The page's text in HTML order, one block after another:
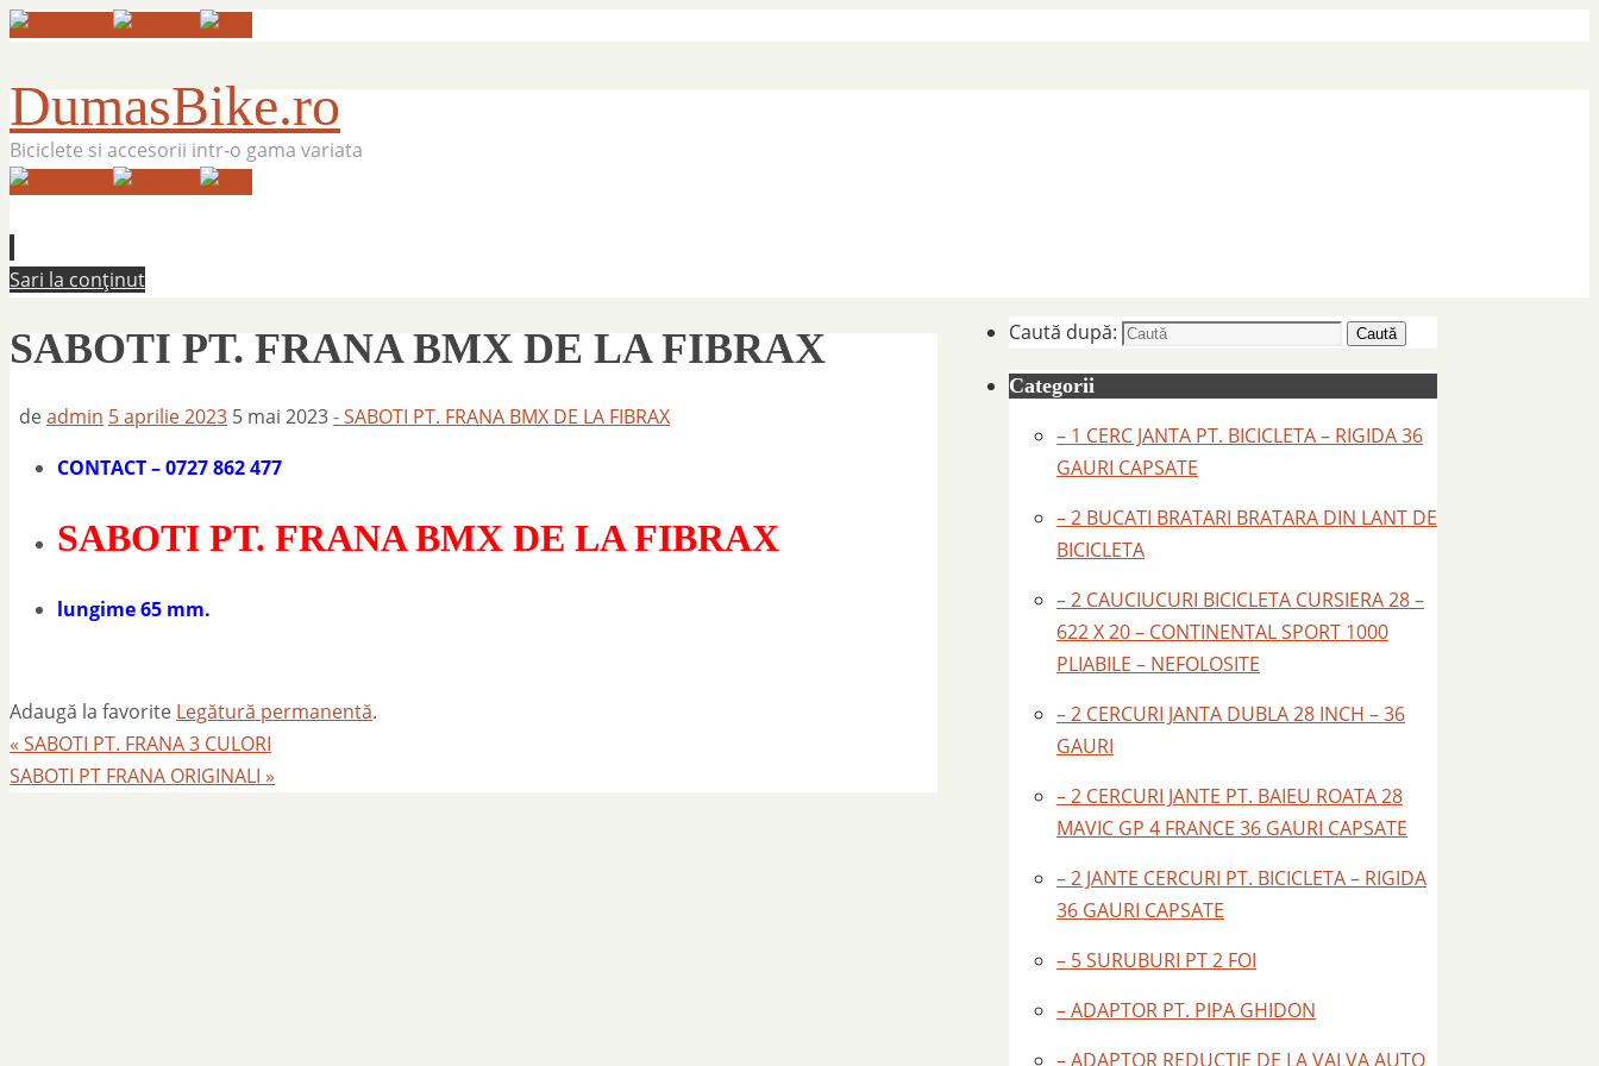
DumasBike.ro
Biciclete si accesorii intr-o gama variata
Sari la conținut
SABOTI PT. FRANA BMX DE LA FIBRAX
deadmin 5 aprilie 2023 5 mai 2023- SABOTI PT. FRANA BMX DE LA FIBRAX
CONTACT – 0727 862 477
SABOTI PT. FRANA BMX DE LA FIBRAX
lungime 65 mm.
Adaugă la favorite Legătură permanentă.
« SABOTI PT. FRANA 3 CULORI
SABOTI PT FRANA ORIGINALI »
Caută după: Caută
Categorii
– 1 CERC JANTA PT. BICICLETA – RIGIDA 36
GAURI CAPSATE
– 2 BUCATI BRATARI BRATARA DIN LANT DE
BICICLETA
– 2 CAUCIUCURI BICICLETA CURSIERA 28 –
622 X 20 – CONTINENTAL SPORT 1000
PLIABILE – NEFOLOSITE
– 2 CERCURI JANTA DUBLA 28 INCH – 36
GAURI
– 2 CERCURI JANTE PT. BAIEU ROATA 28
MAVIC GP 4 FRANCE 36 GAURI CAPSATE
– 2 JANTE CERCURI PT. BICICLETA – RIGIDA
36 GAURI CAPSATE
– 5 SURUBURI PT 2 FOI
– ADAPTOR PT. PIPA GHIDON
– ADAPTOR REDUCTIE DE LA VALVA AUTO